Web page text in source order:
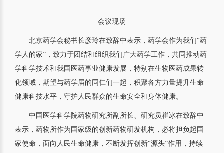
会议现场
北京药学会秘书长彦玲在致辞中表示，药学会作为我们“药
学人的家”，致力于团结和组织我们广大药学工作，共同推动药
学科学技术和我国医药事业健康发展，特别在生物医药成果转
化领域，期望与药学届的同仁们一起，积聚各方力量提升生命
健康科技水平，守护人民群众的生命安全和身体健康。
中国医学科学院药物研究所副所长、研究员崔冰在致辞中
表示，药物所作为国家级的创新药物研发机构，必将担负起国
家使命，面向人民生命健康，不断发挥创新“源头”作用，持续